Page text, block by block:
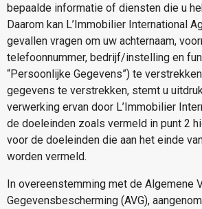
bepaalde informatie of diensten die u
Daarom kan L’Immobilier International
gevallen vragen om uw achternaam,
telefoonnummer, bedrijf/instelling en
“Persoonlijke Gegevens”) te
gegevens te verstrekken, stemt u
verwerking ervan door L’Immobilier
de doeleinden zoals vermeld in punt 2
voor de doeleinden die aan het einde
worden vermeld.
In overeenstemming met de Algemene
Gegevensbescherming (AVG),